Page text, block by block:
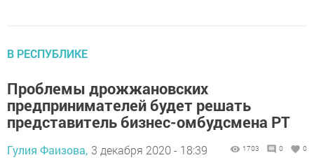
В РЕСПУБЛИКЕ
Проблемы дрожжановских
предпринимателей будет решать
представитель бизнес-омбудсмена РТ
Гулия Фаизова, 3 декабря 2020 - 18:39 1703 0 0